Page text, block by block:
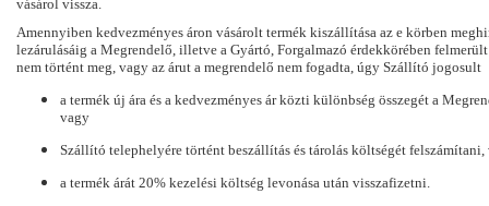
vásárol vissza.
Amennyiben kedvezményes áron vásárolt termék kiszállítása az e körben
lezárulásáig a Megrendelő, illetve a Gyártó, Forgalmazó érdekkörében
nem történt meg, vagy az árut a megrendelő nem fogadta, úgy Szállító jogosult
a termék új ára és a kedvezményes ár közti különbség összegét a
vagy
Szállító telephelyére történt beszállítás és tárolás költségét felszámítani,
a termék árát 20% kezelési költség levonása után visszafizetni.